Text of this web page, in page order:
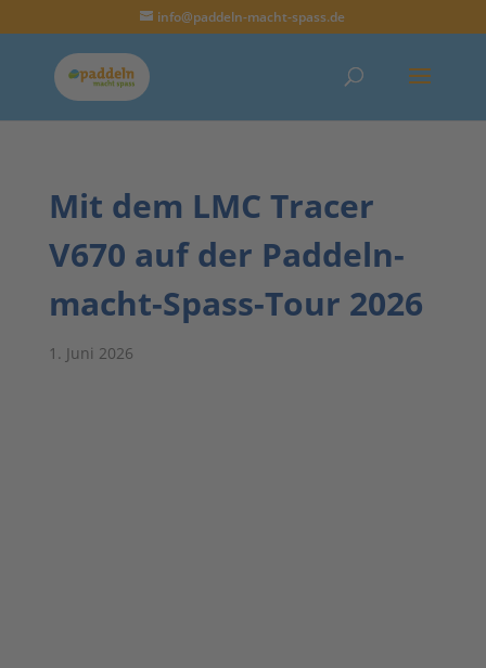
info@paddeln-macht-spass.de
Mit dem LMC Tracer
V670 auf der Paddeln-
macht-Spass-Tour 2026
1. Juni 2026